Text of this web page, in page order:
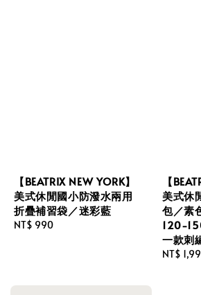
【BEATRIX NEW YORK】
美式休閒國小防潑水兩用
折疊補習袋／迷彩藍
Regular
NT$ 990
【
美式休
包／素
120-
一款刺
Sale
NT$